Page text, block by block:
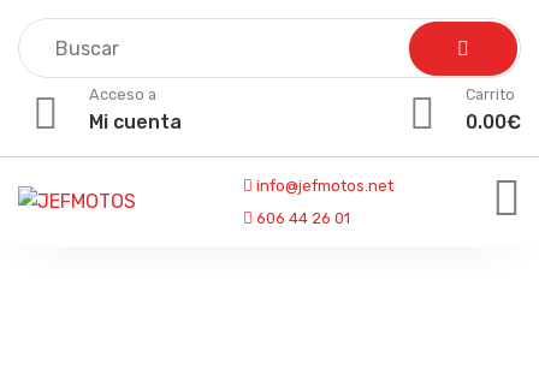
content
Acceso a
Mi cuenta
Carrito
0.00€
info@jefmotos.net
606 44 26 01